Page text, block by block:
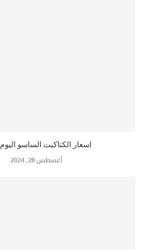
اسعار الكتاكيت الساسو اليوم 2024
أغسطس 28, 2024